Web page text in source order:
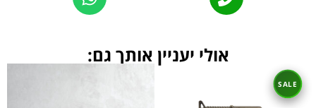
אולי יעניין אותך גם: